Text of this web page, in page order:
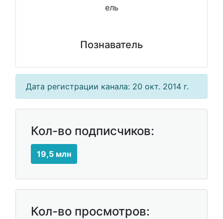
Познаватель
Дата регистрации канала: 20 окт. 2014 г.
Кол-во подписчиков:
19,5 млн
Кол-во просмотров: